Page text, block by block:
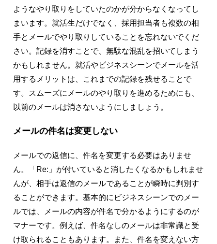
ようなやり取りをしていたのかが分からなくなってし
まいます。就活生だけでなく、採用担当者も複数の相
手とメールでやり取りしていることを忘れないでくだ
さい。記録を消すことで、無駄な混乱を招いてしまう
かもしれません。就活やビジネスシーンでメールを活
用するメリットは、これまでの記録を残せることで
す。スムーズにメールのやり取りを進めるためにも、
以前のメールは消さないようにしましょう。
メールの件名は変更しない
メールでの返信に、件名を変更する必要はありませ
ん。「Re:」が付いていると消したくなるかもしれませ
んが、相手は返信のメールであることが瞬時に判別す
ることができます。基本的にビジネスシーンでのメー
ルでは、メールの内容が件名で分かるようにするのが
マナーです。例えば、件名なしのメールは非常識と受
け取られることもあります。また、件名を変えない方